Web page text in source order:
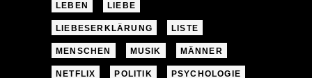
LEBEN LIEBE
LIEBESERKLÄRUNG LISTE
MENSCHEN MUSIK MÄNNER
NETFLIX POLITIK PSYCHOLOGIE